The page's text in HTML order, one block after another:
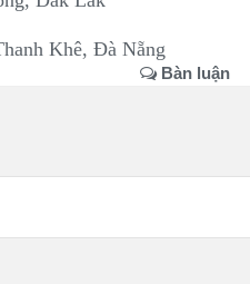
Khê, Đà Nẵng
Bàn luận